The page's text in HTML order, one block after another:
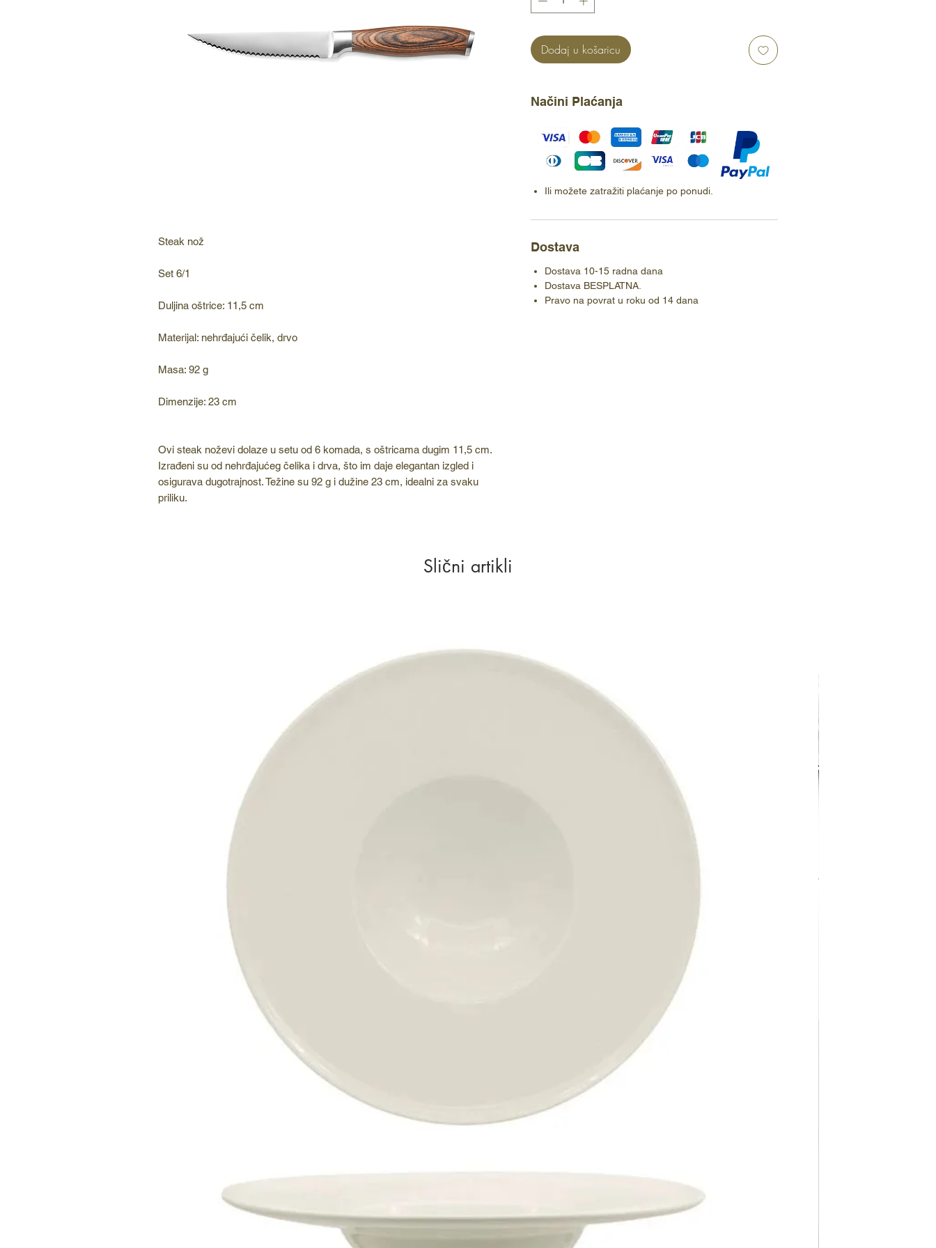
Steak nož
Set 6/1
Duljina oštrice: 11,5 cm
Materijal: nehrđajući čelik, drvo
Masa: 92 g
Dimenzije: 23 cm
Ovi steak noževi dolaze u setu od 6 komada, s oštricama dugim 11,5 cm.
Izrađeni su od nehrđajućeg čelika i drva, što im daje elegantan izgled i
osigurava dugotrajnost. Težine su 92 g i dužine 23 cm, idealni za svaku
priliku.
Dodaj u košaricu
Načini Plaćanja
Ili možete zatražiti plaćanje po ponudi.
Dostava
Dostava 10-15 radna dana
Dostava BESPLATNA.
Pravo na povrat u roku od 14 dana
Slični artikli